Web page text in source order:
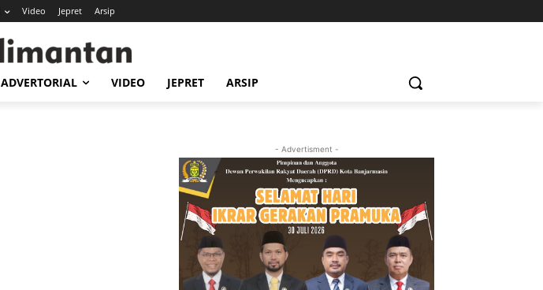
Video Jepret Arsip
ADVERTORIAL VIDEO JEPRET ARSIP
- Advertisment -